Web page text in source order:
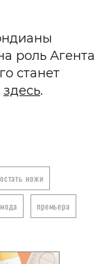
роль Агента
станет
здесь.
ножи
премьера